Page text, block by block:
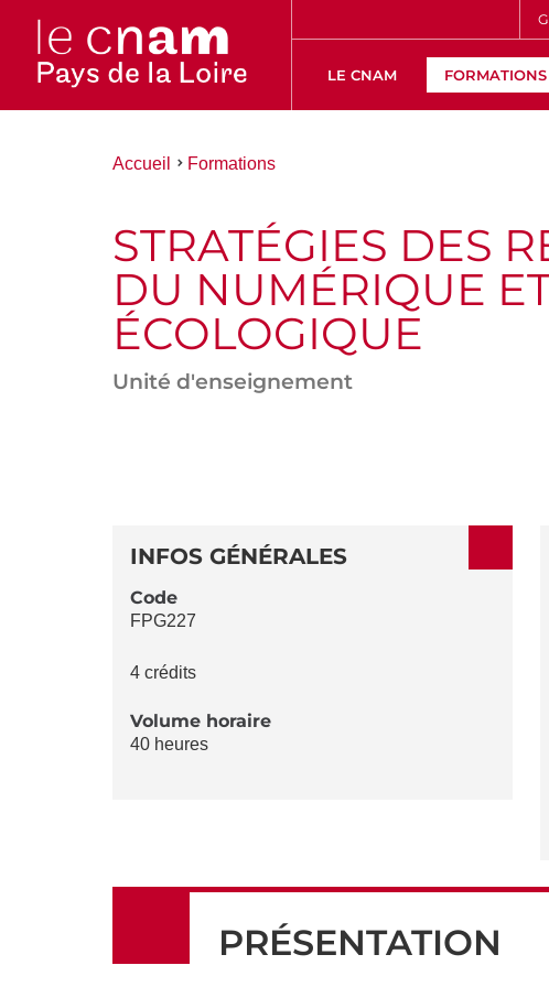
LE CNAM FORMATIONS
Vous
Accueil Formations
STRATÉGIES DES
DU NUMÉRIQUE
ÉCOLOGIQUE
Unité d'enseignement
DE
LA
DÉTAILS
INFOS GÉNÉRALES
Code
FPG227
4 crédits
Volume horaire
40 heures
PRÉSENTATION